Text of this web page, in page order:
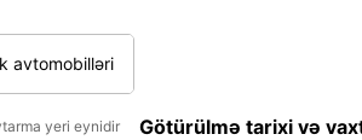
avtomobilləri
yeri eynidir Götürülmə tarixi və